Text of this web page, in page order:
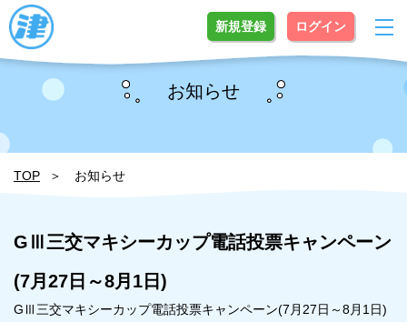
新規登録 ログイン
お知らせ
TOP お知らせ
GⅢ三交マキシーカップ電話投票キャンペーン
(7月27日～8月1日)
GⅢ三交マキシーカップ電話投票キャンペーン(7月27日～8月1日)